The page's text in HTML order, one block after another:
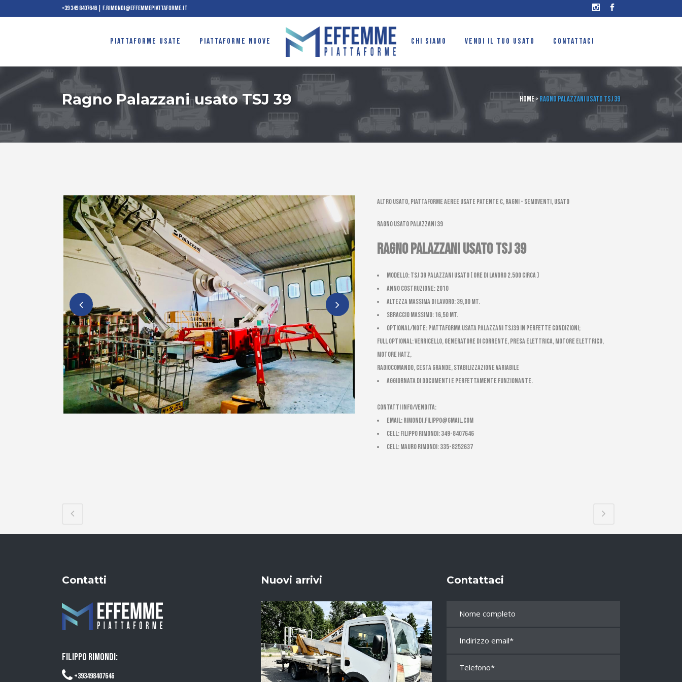
+39 349 8407646| f.rimondi@effemmepiattaforme.it
PIATTAFORME USATE PIATTAFORME NUOVE CHI SIAMO VENDI IL TUO USATO CONTATTACI
Ragno Palazzani usato TSJ 39 Home>Ragno Palazzani usato TSJ 39
Altro usato, Piattaforme aeree usate patente C, Ragni - Semoventi, Usato
ragno usato palazzani 39
Ragno Palazzani usato TSJ 39
Modello: TSJ 39 PALAZZANI usato ( ore di lavoro 2.500 circa )
Anno costruzione: 2010
Altezza massima di Lavoro: 39,00 mt.
Sbraccio massimo: 16,50 mt.
Optional/Note: Piattaforma usata Palazzani TSJ39 in perfette condizioni;
full optional: Verricello, generatore di corrente, presa elettrica, motore elettrico,
motore Hatz,
radiocomando, cesta grande, stabilizzazione variabile
AGGIORNATA DI DOCUMENTI E PERFETTAMENTE FUNZIONANTE.
CONTATTI INFO/VENDITA:
email:rimondi.filippo@gmail.com
cell: Filippo Rimondi: 349-8407646
cell: Mauro Rimondi: 335-8252637
Contatti
FILIPPO RIMONDI:
+393498407646
Nuovi arrivi Contattaci